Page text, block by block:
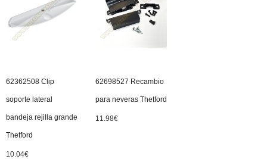
62362508 Clip
soporte lateral
bandeja rejilla grande
Thetford
10.04€
62698527 Recambio
para neveras Thetford
11.98€